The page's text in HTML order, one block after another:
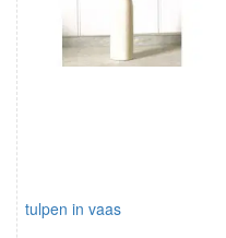
tulpen in vaas